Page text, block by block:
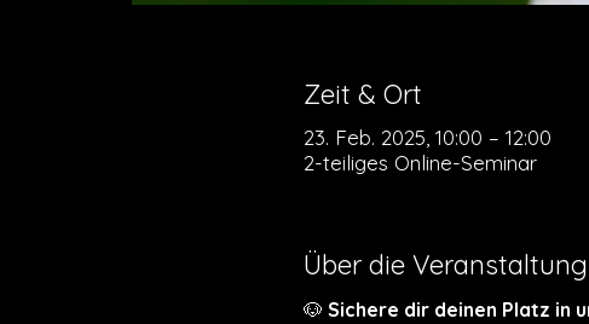
Zeit & Ort
23. Feb. 2025, 10:00 – 12:00
2-teiliges Online-Seminar
Über die Veranstaltung
🐶 Sichere dir deinen Platz in